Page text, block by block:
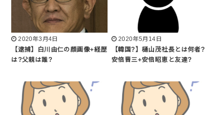
2020年3月4日
【逮捕】白川由仁の顔画像+経歴
は?父親は誰?
2020年5月14日
【韓国?】樋山茂社長とは何者?
安倍晋三+安倍昭恵と友達?